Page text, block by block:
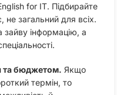
for IT. Підбирайте
загальний для всіх.
зайву інформацію, а
та бюджетом. Якщо
термін, то